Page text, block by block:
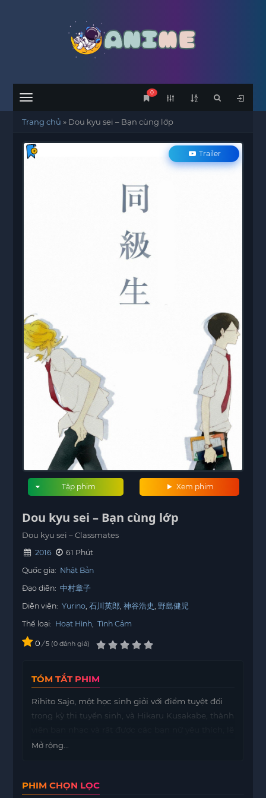
Menu
0
Trang chủ » Dou kyu sei – Bạn cùng lớp
Trailer
Xem phim
Tập phim
Dou kyu sei – Bạn cùng lớp
Dou kyu sei – Classmates
2016
61 Phút
Quốc gia: Nhật Bản
Đạo diễn: 中村章子
Diễn viên: Yurino 石川英郎 神谷浩史 野島健児
Thể loại: Hoạt Hình Tình Cảm
0 / 5 0 đánh giá
TÓM TẮT PHIM
Rihito Sajo, một học sinh giỏi với điểm tuyệt đối
trong kỳ thi tuyển sinh, và Hikaru Kusakabe, thành
ra sẽ không bao giờ gặp nhau. Cho đến một ngày,
học, cả hai thường xuyên gặp nhau, khi Hikaru
Mở rộng...
PHIM CHỌN LỌC